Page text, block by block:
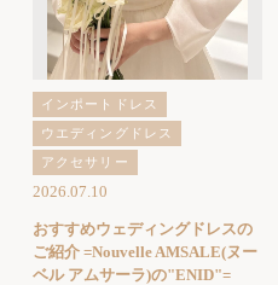
インポートドレス
ウエディングドレス
アクセサリー
2026.07.10
おすすめウェディングドレスの
ご紹介 =Nouvelle AMSALE(ヌー
ベル アムサーラ)の"ENID"=